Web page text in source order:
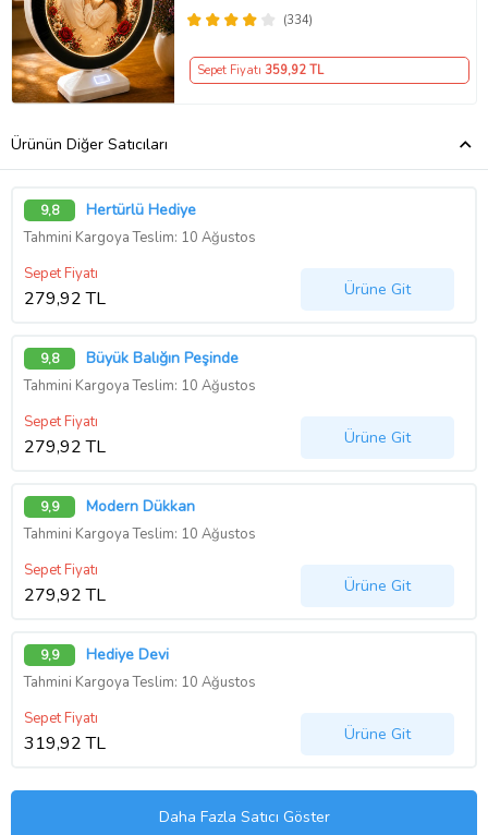
(334)
Sepet Fiyatı 359,92 TL
Ürünün Diğer Satıcıları
9,8 Hertürlü Hediye
Tahmini Kargoya Teslim: 10 Ağustos
Sepet Fiyatı
279,92 TL Ürüne Git
9,8 Büyük Balığın Peşinde
Tahmini Kargoya Teslim: 10 Ağustos
Sepet Fiyatı
279,92 TL Ürüne Git
9,9 Modern Dükkan
Tahmini Kargoya Teslim: 10 Ağustos
Sepet Fiyatı
279,92 TL Ürüne Git
9,9 Hediye Devi
Tahmini Kargoya Teslim: 10 Ağustos
Sepet Fiyatı
319,92 TL Ürüne Git
Daha Fazla Satıcı Göster